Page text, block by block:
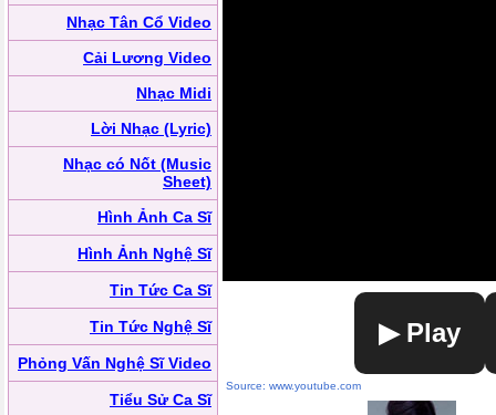
Nhạc Tân Cổ Video
Cải Lương Video
Nhạc Midi
Lời Nhạc (Lyric)
Nhạc có Nốt (Music
Sheet)
Hình Ảnh Ca Sĩ
Hình Ảnh Nghệ Sĩ
Tin Tức Ca Sĩ
Tin Tức Nghệ Sĩ
Phỏng Vấn Nghệ Sĩ Video
Tiểu Sử Ca Sĩ
▶ Play
Source: www.youtube.com